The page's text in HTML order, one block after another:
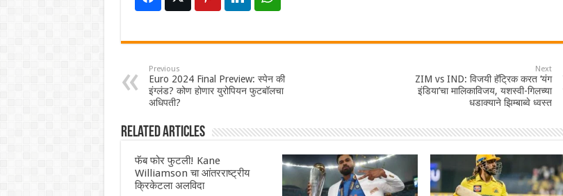
Previous
Euro 2024 Final Preview: स्पेन की
इंग्लंड? कोण होणार युरोपियन फुटबॉलचा
अधिपती?
Next
ZIM vs IND: विजयी हॅट्रिक करत ‘यंग
इंडिया’चा मालिकाविजय, यशस्वी-गिलच्या
धडाक्याने झिम्बाब्वे ध्वस्त
Related Articles
फॅब फोर फुटली! Kane
Williamson चा आंतरराष्ट्रीय
क्रिकेटला अलविदा